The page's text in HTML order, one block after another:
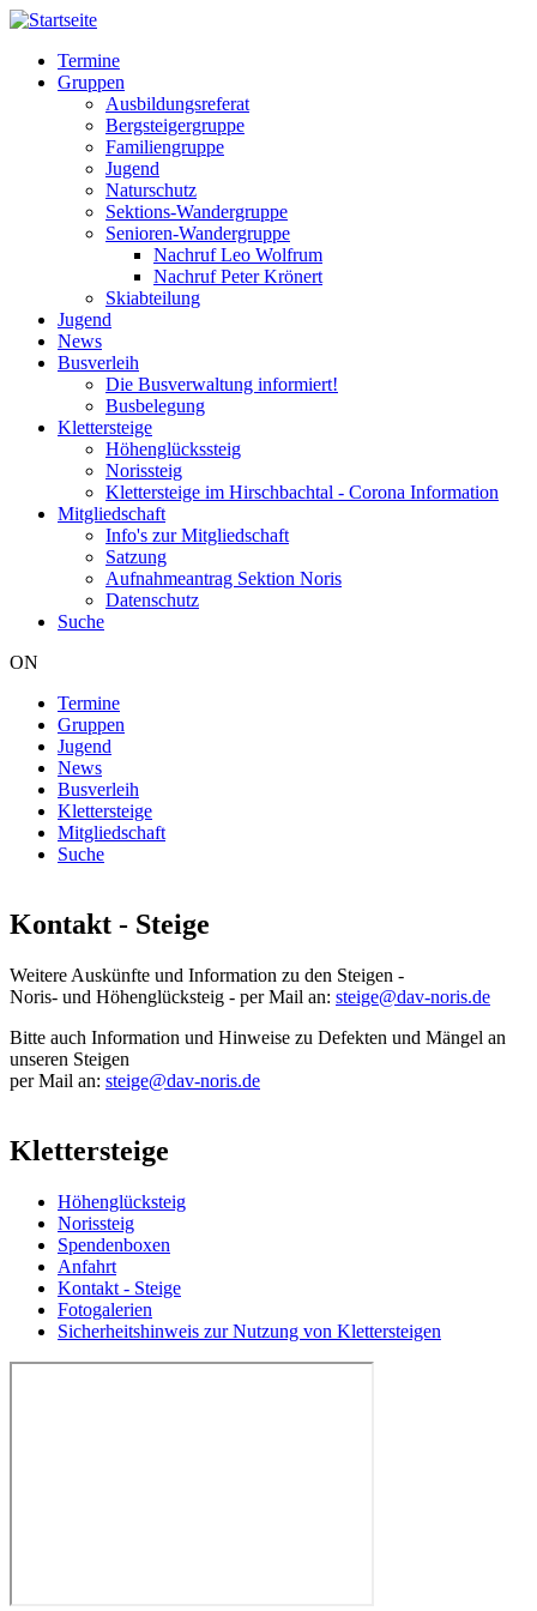
Direkt
Inhalt
Hauptnavigation
Termine
Gruppen
Ausbildungsreferat
Bergsteigergruppe
Familiengruppe
Jugend
Naturschutz
Sektions-Wandergruppe
Senioren-Wandergruppe
Nachruf Leo Wolfrum
Nachruf Peter Krönert
Skiabteilung
Jugend
News
Busverleih
Die Busverwaltung informiert!
Busbelegung
Klettersteige
Höhenglückssteig
Norissteig
Klettersteige im Hirschbachtal - Corona Information
Mitgliedschaft
Info's zur Mitgliedschaft
Satzung
Aufnahmeantrag Sektion Noris
Datenschutz
Suche
ON
Hauptnavigation
Termine
Gruppen
Jugend
News
Busverleih
Klettersteige
Mitgliedschaft
Suche
Kontakt - Steige
Weitere Auskünfte und Information zu den Steigen -
Noris- und Höhenglücksteig - per Mail an: steige@dav-noris.de
Bitte auch Information und Hinweise zu Defekten und Mängel an
unseren Steigen
per Mail an: steige@dav-noris.de
Klettersteige
Höhenglücksteig
Norissteig
Spendenboxen
Anfahrt
Kontakt - Steige
Fotogalerien
Sicherheitshinweis zur Nutzung von Klettersteigen